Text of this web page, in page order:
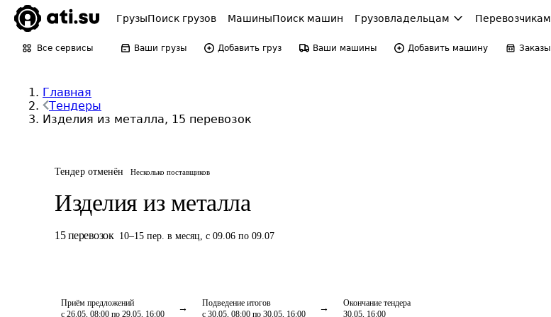
ГрузыПоиск грузов МашиныПоиск машин Грузовладельцам Перевозчикам
Все сервисы Ваши грузы Добавить груз Ваши машины Добавить машину Заказы
Главная
Тендеры
Изделия из металла, 15 перевозок
Тендер отменён Несколько поставщиков
Изделия из металла
15 перевозок 10–15 пер. в месяц, с 09.06 по 09.07
Приём предложений
с 26.05, 08:00 по 29.05, 16:00
Подведение итогов
с 30.05, 08:00 по 30.05, 16:00
Окончание тендера
30.05, 16:00